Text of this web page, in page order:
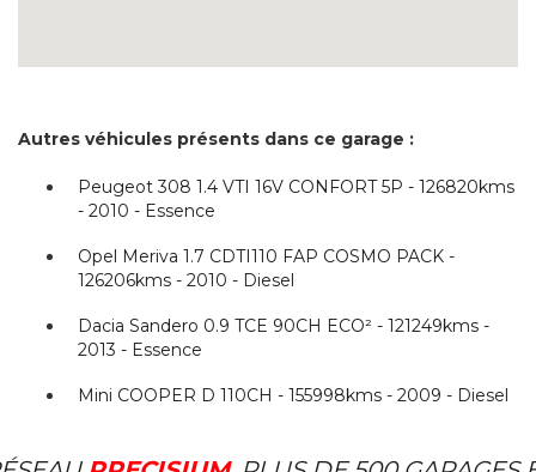
Autres véhicules présents dans ce garage :
Peugeot 308 1.4 VTI 16V CONFORT 5P - 126820kms
- 2010 - Essence
Opel Meriva 1.7 CDTI110 FAP COSMO PACK -
126206kms - 2010 - Diesel
Dacia Sandero 0.9 TCE 90CH ECO² - 121249kms -
2013 - Essence
Mini COOPER D 110CH - 155998kms - 2009 - Diesel